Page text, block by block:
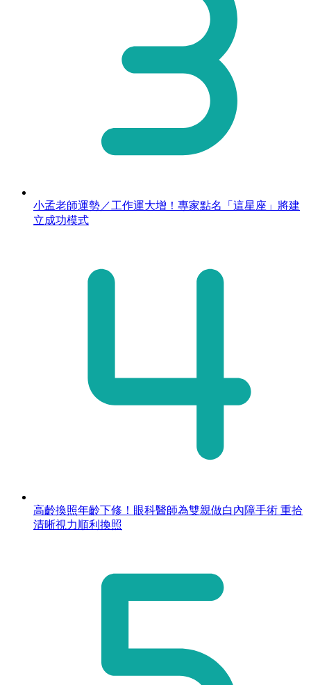
小孟老師運勢／工作運大增！專家點名「這星座」將建
立成功模式
高齡換照年齡下修！眼科醫師為雙親做白內障手術 重拾
清晰視力順利換照